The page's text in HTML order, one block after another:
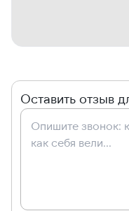
Оставить отзыв